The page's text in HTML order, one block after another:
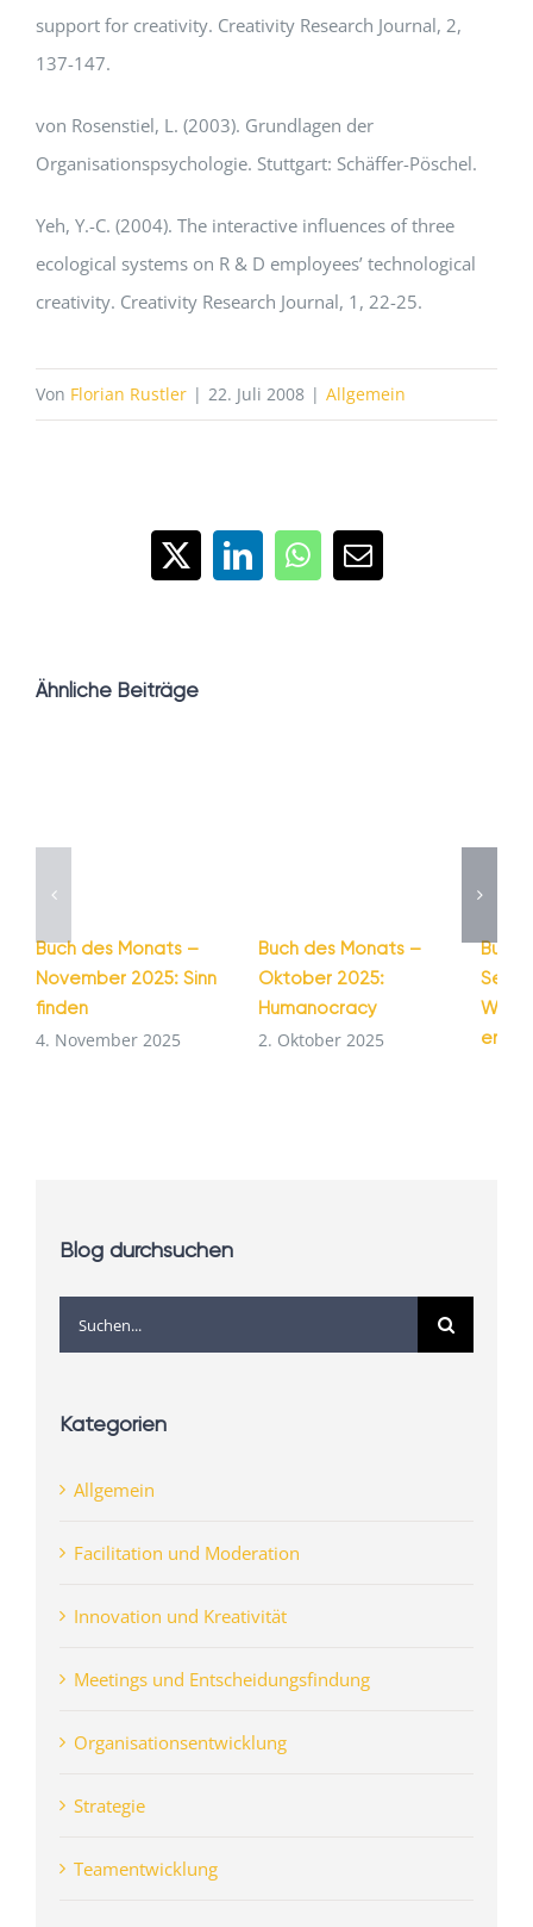
support for creativity. Creativity Research Journal, 2,
137-147.
von Rosenstiel, L. (2003). Grundlagen der
Organisationspsychologie. Stuttgart: Schäffer-Pöschel.
Yeh, Y.-C. (2004). The interactive influences of three
ecological systems on R & D employees’ technological
creativity. Creativity Research Journal, 1, 22-25.
Von Florian Rustler | 22. Juli 2008 | Allgemein
X LinkedInWhatsApp
E-
Ähnliche Beiträge
Buch des Monats –
November 2025: Sinn
finden
4. November 2025
Buch des Monats –
Oktober 2025:
Humanocracy
2. Oktober 2025
Buch
Wie
Blog durchsuchen
Suche
nach:
Kategorien
Allgemein
Facilitation und Moderation
Innovation und Kreativität
Meetings und Entscheidungsfindung
Organisationsentwicklung
Strategie
Teamentwicklung